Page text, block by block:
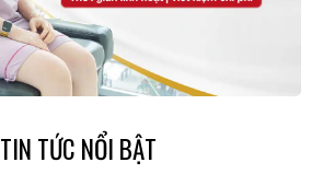
TIN TỨC NỔI BẬT